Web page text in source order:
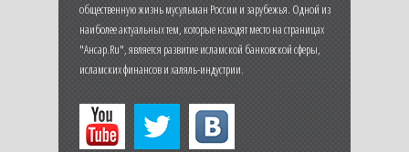
общественную жизнь мусульман России и зарубежья. Одной из
наиболее актуальных тем, которые находят место на страницах
"Ансар.Ru", является развитие исламской банковской сферы,
исламских финансов и халяль-индустрии.